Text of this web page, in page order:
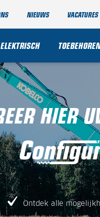
NIEUWS VACATURES
ELEKTRISCH
HIER
Ontdek alle